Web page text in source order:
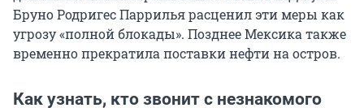
Бруно Родригес Паррилья расценил эти меры как
угрозу «полной блокады». Позднее Мексика также
временно прекратила поставки нефти на остров.
Как узнать, кто звонит с незнакомого